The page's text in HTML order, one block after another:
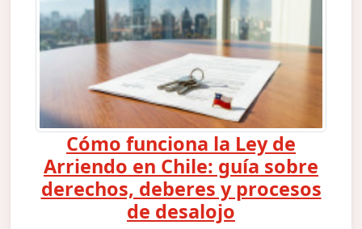
Cómo funciona la Ley de
Arriendo en Chile: guía sobre
derechos, deberes y procesos
de desalojo